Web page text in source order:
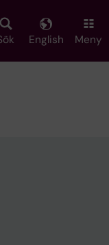
English Meny